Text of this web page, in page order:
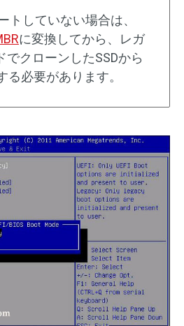
トしていない場合は、
に変換してから、レガ
でクローンしたSSDから
必要があります。